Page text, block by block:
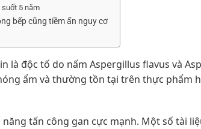
suốt 5 năm
bếp cũng tiềm ẩn nguy cơ
là độc tố do nấm Aspergillus flavus và
ẩm và thường tồn tại trên thực phẩm
tấn công gan cực mạnh. Một số tài